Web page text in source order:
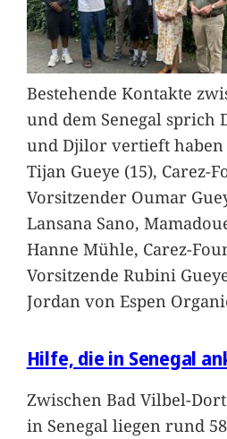
Bestehende Kontakte
und dem Senegal sprich
und Djilor vertieft haben
Tijan Gueye (15), Carez-
Vorsitzender Oumar
Lansana Sano,
Hanne Mühle, Carez-
Vorsitzende Rubini
Jordan von Espen
Hilfe, die in Senegal
Zwischen Bad Vilbel-
in Senegal liegen rund